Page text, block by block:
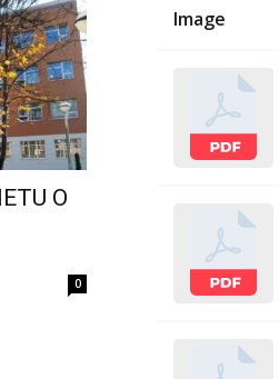
O
0
Image